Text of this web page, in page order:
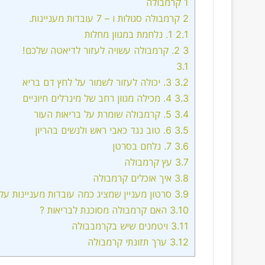
2 קרמבולה סגולות ו – 7 עובדות מעניינות.
2.1
3
3.1
3.2
3.3
3.4
3.5
3.6
3.7 עץ קרמבולה
3.8 איך אוכלים קרמבולה
3.9 סרטון מעניין שמציג כמה עובדות מעניינות
3.10 האם קרמבולה מסוכנת לבריאות ?
3.11 ויטמנים שיש בקרמבבולה
3.12 ערך תזונתי קרמבולה